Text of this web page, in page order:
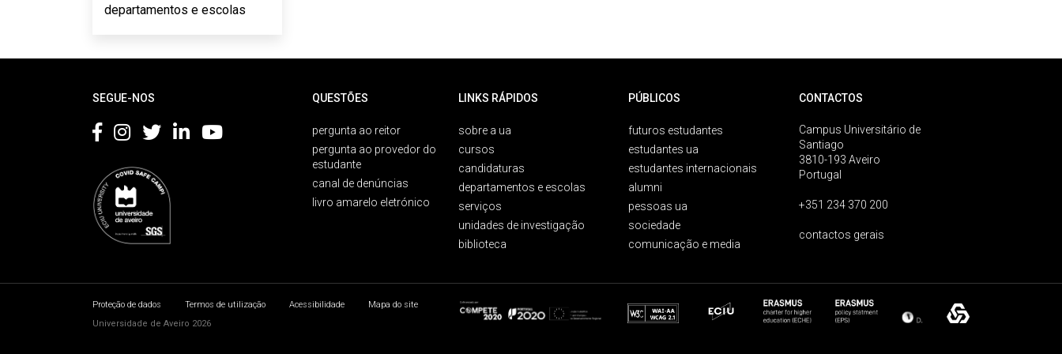
departamentos e escolas
SEGUE-NOS QUESTÕES
pergunta ao reitor
pergunta ao provedor do
estudante
canal de denúncias
livro amarelo eletrónico
LINKS RÁPIDOS
sobre a ua
cursos
candidaturas
departamentos e escolas
serviços
unidades de investigação
biblioteca
PÚBLICOS
futuros estudantes
estudantes ua
estudantes internacionais
alumni
pessoas ua
sociedade
comunicação e media
CONTACTOS
Campus Universitário de
Santiago
3810-193 Aveiro
Portugal
+351 234 370 200
contactos gerais
Proteção de dados Termos de utilização Acessibilidade
Mapa do site
Universidade de Aveiro 2026